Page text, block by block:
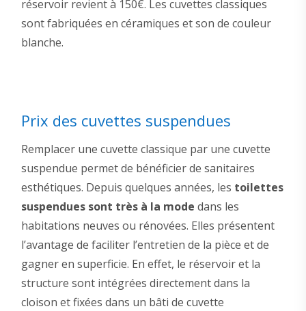
réservoir revient à 150€. Les cuvettes classiques
sont fabriquées en céramiques et son de couleur
blanche.
Prix des cuvettes suspendues
Remplacer une cuvette classique par une cuvette
suspendue permet de bénéficier de sanitaires
esthétiques. Depuis quelques années, les toilettes
suspendues sont très à la mode dans les
habitations neuves ou rénovées. Elles présentent
l’avantage de faciliter l’entretien de la pièce et de
gagner en superficie. En effet, le réservoir et la
structure sont intégrées directement dans la
cloison et fixées dans un bâti de cuvette